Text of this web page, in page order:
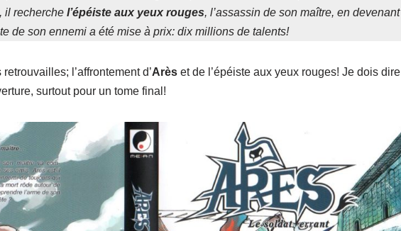
il recherche l’épéiste aux yeux rouges, l’assassin de son maître, en devenant
de son ennemi a été mise à prix: dix millions de talents!
l’affrontement d’Arès et de l’épéiste aux yeux rouges! Je dois dire
surtout pour un tome final!